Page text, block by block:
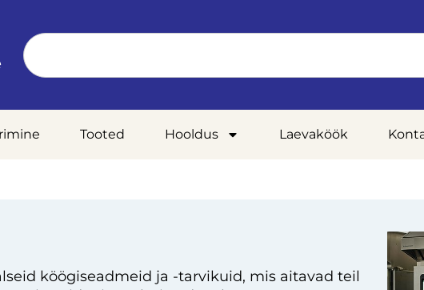
Tooted Hooldus Laevaköök
köögiseadmeid ja -tarvikuid, mis aitavad teil